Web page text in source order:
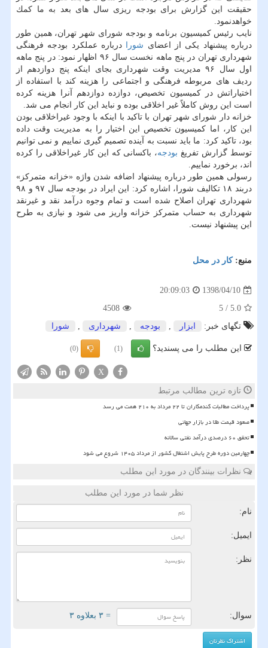
حقیقت این گزارش برای بودجه ریزی سال های بعد به ما كمك
خواهدنمود.
نایب رئیس كمیسیون برنامه و بودجه شورای شهر تهران، همین طور
درباره پیشنهاد یكی از اعضای شورا درباره عملكرد بودجه فرهنگی
شهرداری تهران در پنج ماهه نخست سال ۹۶ اظهار نمود: در پنج ماهه
اول سال ۹۶ مدیریت وقت شهرداری بجای اینكه پنج دوازدهم از
ردیف های مربوطه فرهنگی و اجتماعی را هزینه كند با استفاده از
اختیاراتش در كمیسیون تخصیص، دوازده دوازدهم آنرا هزینه كرده
است این روش كاملاً غیر اخلاقی بوده و نباید این كار انجام می شد.
خزانه دار شورای شهر تهران با تاكید با اینكه با وجود غیراخلاقی بودن
این كار، اما كمیسیون تخصیص این اختیار را به مدیریت وقت داده
بود، تاكید كرد: ما باید نسبت به آینده تصمیم گیری نماییم و نمی توانیم
توسط گزارش تفریغ بودجه، باكسانی كه این كار غیراخلاقی را كرده
اند، برخورد نماییم.
رسولی همین طور درباره پیشنهاد اضافه شدن واژه «خزانه متمركز»
دربند ۱۸ تكالیف شورا، اشاره كرد: این ایراد در بودجه سال ۹۷ و ۹۸
شهرداری تهران اصلاح شده است و تمام وجوه درآمد نقد و غیرنقد
شهرداری به حساب متمركز خزانه واریز می شود و نیازی به طرح
این پیشنهاد نیست.
منبع:كار در محل
1398/04/10
20:09:03
5.0
/
5
4508
تگهای خبر:
ابزار , بودجه , شهرداری , شورا
این مطلب را می پسندید؟ (1)
(0)
X
تازه ترین مطالب مرتبط
پرداخت مطالبات گندمکاران تا ۲۲ مرداد به ۲۱۰ همت می رسد
صعود قیمت طلا در بازار جهانی
تحقق ۶۰ درصدی درآمد نفتی سالانه
چهارمین دوره طرح پایش اشتغال کشور از مرداد ۱۴۰۵ شروع می شود
نظرات بینندگان در مورد این مطلب
نظر شما در مورد این مطلب
نام:
ایمیل:
نظر:
سوال: = ۳ بعلاوه ۳